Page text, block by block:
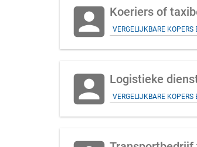
account_box Koeriers of
VERGELIJKBARE KOPERS
account_box Logistieke
VERGELIJKBARE KOPERS